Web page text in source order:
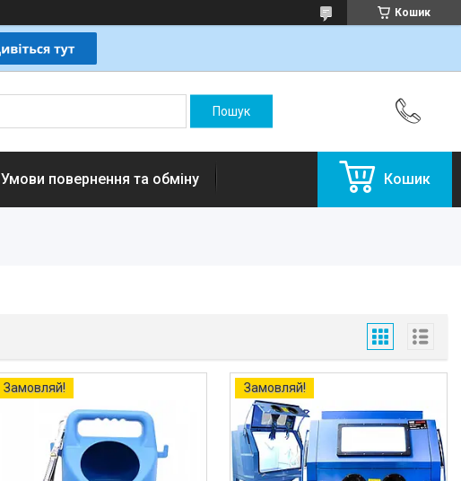
Кошик
Умови повернення та обміну Кошик
Замовляй! Замовляй!